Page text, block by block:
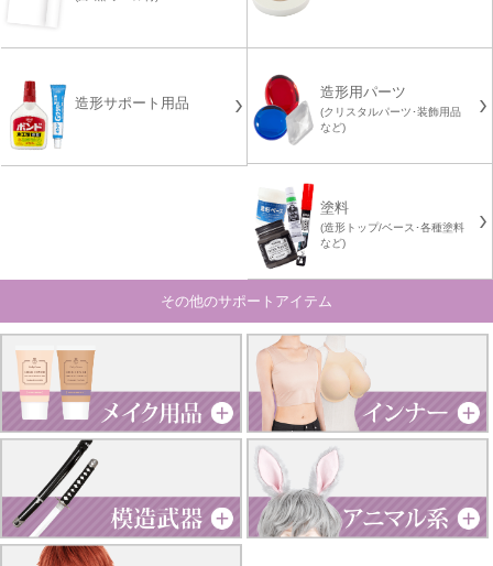
造形サポート用品
造形用パーツ
(クリスタルパーツ･装飾用品
など)
塗料
(造形トップ/ベース･各種塗料
など)
その他のサポートアイテム